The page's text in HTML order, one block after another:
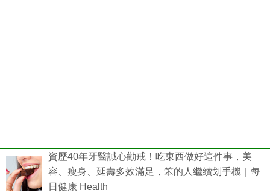
資歷40年牙醫誠心勸戒！吃東西做好這件事，美
容、瘦身、延壽多效滿足，笨的人繼續划手機｜每
日健康 Health